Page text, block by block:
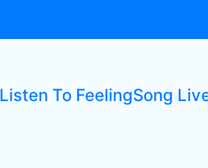
Listen To FeelingSong